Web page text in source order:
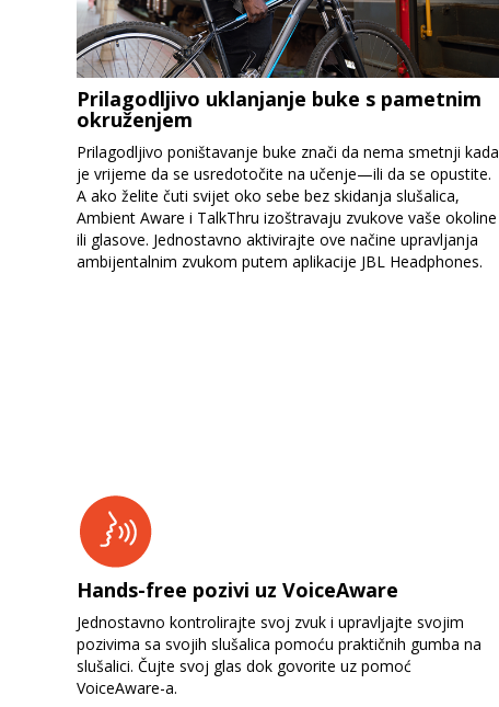
Prilagodljivo uklanjanje buke s pametnim
okruženjem
Prilagodljivo poništavanje buke znači da nema smetnji kada
je vrijeme da se usredotočite na učenje—ili da se opustite.
A ako želite čuti svijet oko sebe bez skidanja slušalica,
Ambient Aware i TalkThru izoštravaju zvukove vaše okoline
ili glasove. Jednostavno aktivirajte ove načine upravljanja
ambijentalnim zvukom putem aplikacije JBL Headphones.
Hands-free pozivi uz VoiceAware
Jednostavno kontrolirajte svoj zvuk i upravljajte svojim
pozivima sa svojih slušalica pomoću praktičnih gumba na
slušalici. Čujte svoj glas dok govorite uz pomoć
VoiceAware-a.